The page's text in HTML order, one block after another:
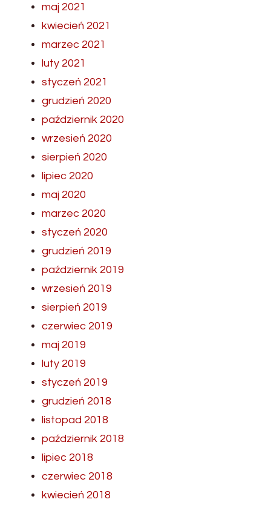
maj 2021
kwiecień 2021
marzec 2021
luty 2021
styczeń 2021
grudzień 2020
październik 2020
wrzesień 2020
sierpień 2020
lipiec 2020
maj 2020
marzec 2020
styczeń 2020
grudzień 2019
październik 2019
wrzesień 2019
sierpień 2019
czerwiec 2019
maj 2019
luty 2019
styczeń 2019
grudzień 2018
listopad 2018
październik 2018
lipiec 2018
czerwiec 2018
kwiecień 2018